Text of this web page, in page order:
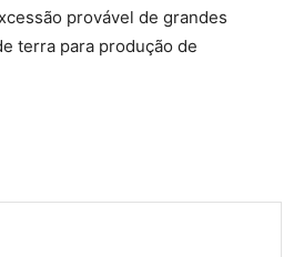
provável de grandes
terra para produção de